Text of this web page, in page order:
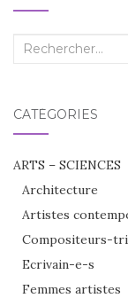
Recherche
CATÉGORIES
ARTS – SCIENCES
Architecture
Artistes
Compositeurs-
Ecrivain-e-s
Femmes artistes